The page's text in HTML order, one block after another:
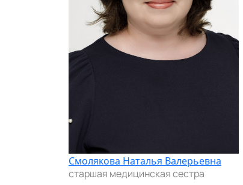
Смолякова Наталья Валерьевна
старшая медицинская сестра